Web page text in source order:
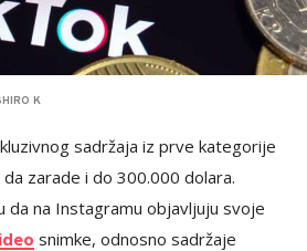
K
sadržaja iz prve kategorije
zarade i do 300.000 dolara.
da na Instagramu objavljuju svoje
snimke, odnosno sadržaje